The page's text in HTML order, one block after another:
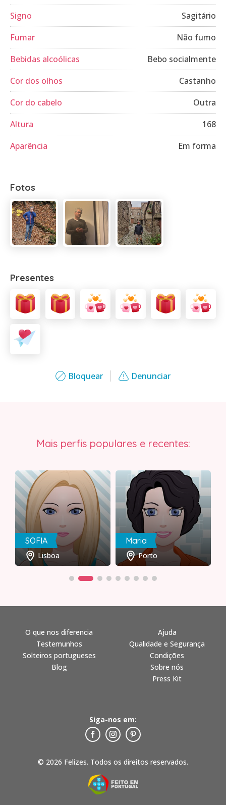
Bloquear Denunciar
Signo
Sagitário
Fumar
Não fumo
Bebidas alcoólicas
Bebo socialmente
Cor dos olhos
Castanho
Cor do cabelo
Outra
Altura
168
Aparência
Em forma
Fotos
Presentes
Mais perfis populares e recentes:
SOFIA
Lisboa
Maria
Porto
© 2026 Felizes. Todos os direitos reservados.
O que nos diferencia
Testemunhos
Solteiros portugueses
Blog
Ajuda
Qualidade e Segurança
Condições
Sobre nós
Press Kit
Siga-nos em: